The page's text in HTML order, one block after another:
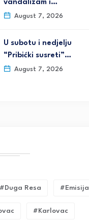
vandalizam i…
August 7, 2026
U subotu i nedjelju
“Pribićki susreti”…
August 7, 2026
#duga Resa #emisija
#karlovac